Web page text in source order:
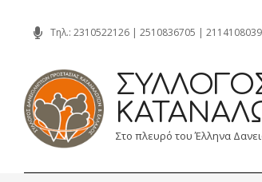
content
Τηλ.: 2310522126 | 2510836705 | 2114108039
Στο πλευρό του Έλληνα